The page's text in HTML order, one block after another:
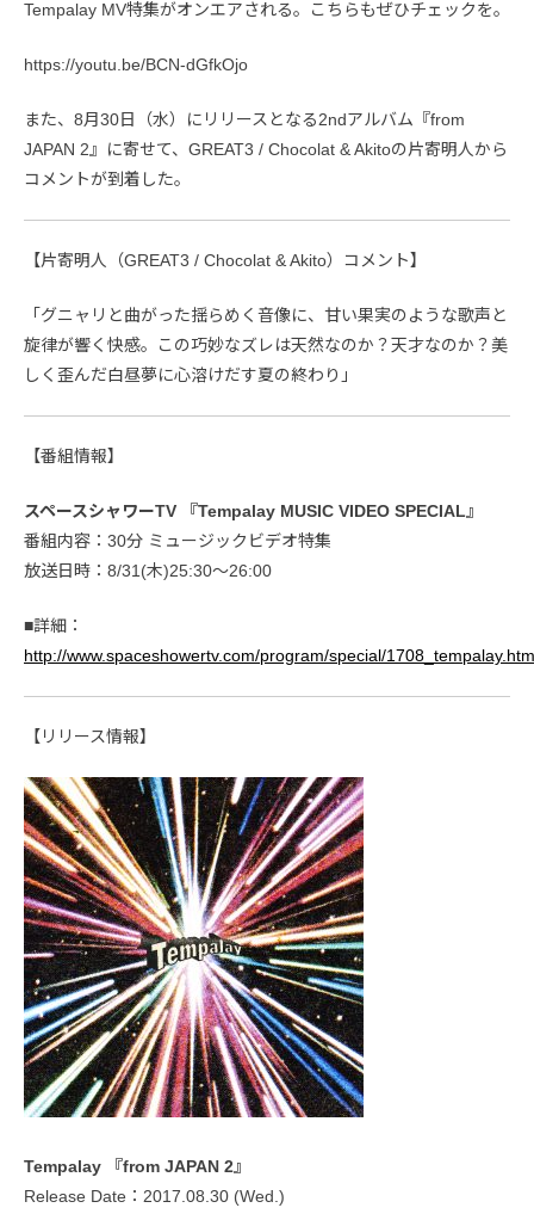
Tempalay MV特集がオンエアされる。こちらもぜひチェックを。
https://youtu.be/BCN-dGfkOjo
また、8月30日（水）にリリースとなる2ndアルバム『from
JAPAN 2』に寄せて、GREAT3 / Chocolat & Akitoの片寄明人から
コメントが到着した。
【片寄明人（GREAT3 / Chocolat & Akito）コメント】
「グニャリと曲がった揺らめく音像に、甘い果実のような歌声と
旋律が響く快感。この巧妙なズレは天然なのか？天才なのか？美
しく歪んだ白昼夢に心溶けだす夏の終わり」
【番組情報】
スペースシャワーTV 『Tempalay MUSIC VIDEO SPECIAL』
番組内容：30分 ミュージックビデオ特集
放送日時：8/31(木)25:30～26:00
■詳細：
http://www.spaceshowertv.com/program/special/
【リリース情報】
Tempalay 『from JAPAN 2』
Release Date：2017.08.30 (Wed.)